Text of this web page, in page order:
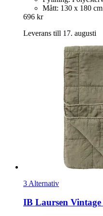
Mått: 130 x 180 cm
696 kr
Leverans till 17. augusti
3 Alternativ
IB Laursen